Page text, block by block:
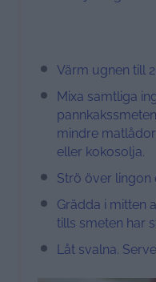
Värm ugnen till
Mixa samtliga
mindre
eller kokosolja.
Strö över
Grädda i mitten
tills smeten har
Låt svalna.